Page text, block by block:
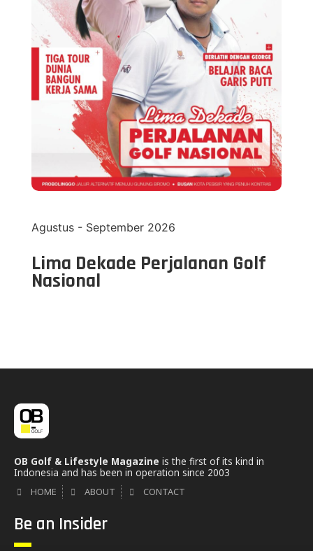
Agustus - September 2026
Lima Dekade Perjalanan Golf
Nasional
OB Golf & Lifestyle Magazine is the first of its kind in
Indonesia and has been in operation since 2003
HOME ABOUT CONTACT
Be an Insider